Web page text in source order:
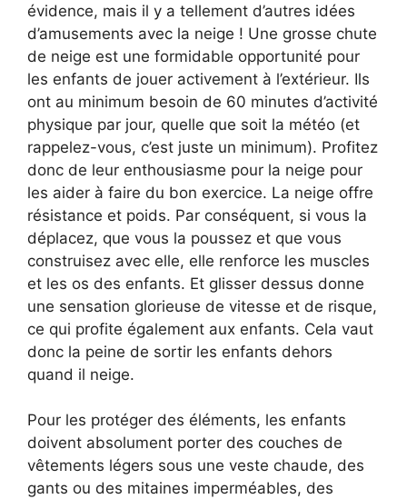
évidence, mais il y a tellement d’autres idées
d’amusements avec la neige ! Une grosse chute
de neige est une formidable opportunité pour
les enfants de jouer activement à l’extérieur. Ils
ont au minimum besoin de 60 minutes d’activité
physique par jour, quelle que soit la météo (et
rappelez-vous, c’est juste un minimum). Profitez
donc de leur enthousiasme pour la neige pour
les aider à faire du bon exercice. La neige offre
résistance et poids. Par conséquent, si vous la
déplacez, que vous la poussez et que vous
construisez avec elle, elle renforce les muscles
et les os des enfants. Et glisser dessus donne
une sensation glorieuse de vitesse et de risque,
ce qui profite également aux enfants. Cela vaut
donc la peine de sortir les enfants dehors
quand il neige.
Pour les protéger des éléments, les enfants
doivent absolument porter des couches de
vêtements légers sous une veste chaude, des
gants ou des mitaines imperméables, des